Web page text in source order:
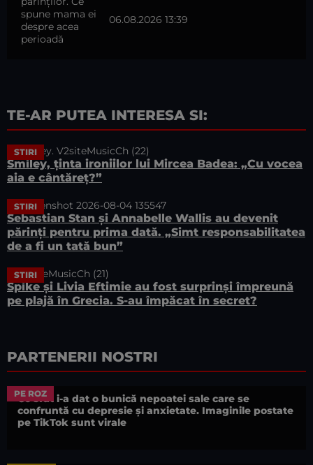
06.08.2026 13:39
TE-AR PUTEA INTERESA SI:
STIRI
Smiley, ținta ironiilor lui Mircea Badea: „Cu vocea
aia e cântăreț?”
STIRI
Sebastian Stan și Annabelle Wallis au devenit
părinți pentru prima dată. „Simt responsabilitatea
de a fi un tată bun”
STIRI
Spike și Livia Eftimie au fost surprinși împreună
pe plajă în Grecia. S-au împăcat în secret?
PARTENERII NOSTRI
PE ROZ
Ce sfat i-a dat o bunică nepoatei sale care se
confruntă cu depresie și anxietate. Imaginile postate
pe TikTok sunt virale